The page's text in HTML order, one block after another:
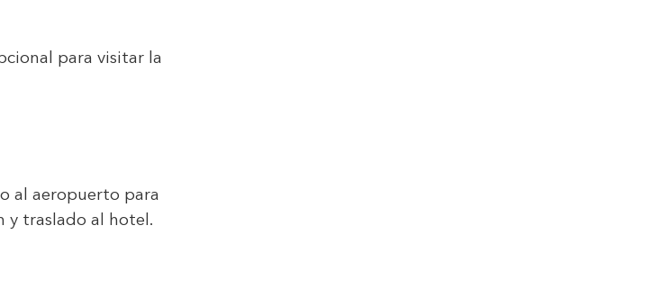
para visitar la
al aeropuerto para
y traslado al hotel.